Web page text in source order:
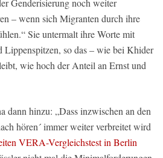
Genderisierung noch weiter
– wenn sich Migranten durch ihre
Sie untermalt ihre Worte mit
so das – wie bei Khider
wie hoch der Anteil an Ernst und
dann hinzu: „Dass inzwischen an den
hören´ immer weiter verbreitet wird
VERA-Vergleichstest in Berlin